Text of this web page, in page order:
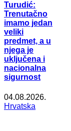
Turudić:
Trenutačno
imamo jedan
veliki
predmet, a u
njega je
uključena i
nacionalna
sigurnost
04.08.2026.
Hrvatska